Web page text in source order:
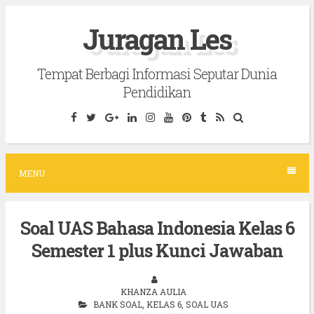
c
Juragan Les
Tempat Berbagi Informasi Seputar Dunia
Pendidikan
MENU
Soal UAS Bahasa Indonesia Kelas 6
Semester 1 plus Kunci Jawaban
KHANZA AULIA
BANK SOAL KELAS 6 SOAL UAS